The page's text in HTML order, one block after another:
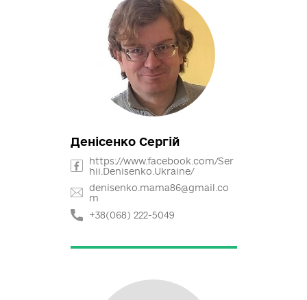
+38(099) 068-5266
Літвінчук Роман
+38(050) 233-3520